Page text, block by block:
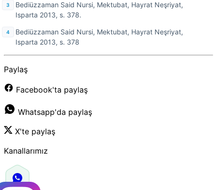
Bediüzzaman Said Nursi, Mektubat, Hayrat Neşriyat,
Isparta 2013, s. 378.
Bediüzzaman Said Nursi, Mektubat, Hayrat Neşriyat,
Isparta 2013, s. 378
Paylaş
Facebook'ta paylaş
Whatsapp'da paylaş
X'te paylaş
Kanallarımız